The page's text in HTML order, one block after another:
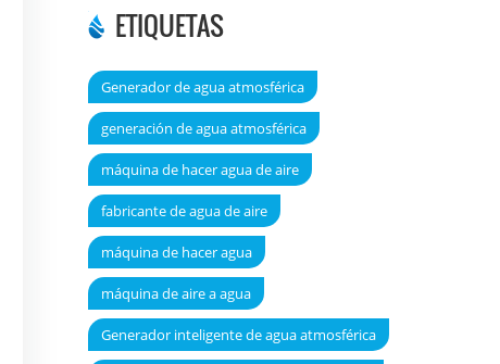
ETIQUETAS
Generador de agua atmosférica
generación de agua atmosférica
máquina de hacer agua de aire
fabricante de agua de aire
máquina de hacer agua
máquina de aire a agua
Generador inteligente de agua atmosférica